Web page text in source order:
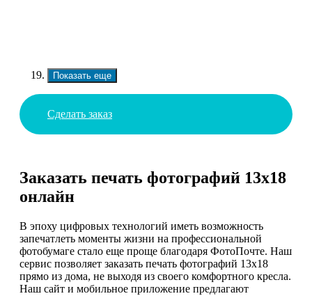
Показать еще
Сделать заказ
Заказать печать фотографий 13х18
онлайн
В эпоху цифровых технологий иметь возможность
запечатлеть моменты жизни на профессиональной
фотобумаге стало еще проще благодаря ФотоПочте. Наш
сервис позволяет заказать печать фотографий 13х18
прямо из дома, не выходя из своего комфортного кресла.
Наш сайт и мобильное приложение предлагают